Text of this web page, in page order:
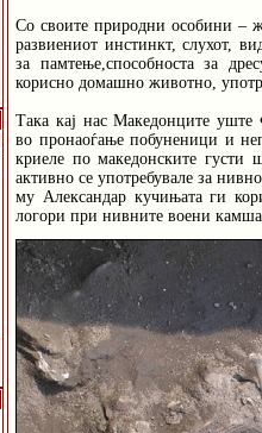
Со своите природни особини –
развиениот инстинкт, слухот,
за памтење,способноста за
корисно домашно животно,
Така кај нас Македонците
во пронаоѓање побуненици и
криеле по македонските густи
активно се употребувале за
му Александар кучињата ги
логори при нивните воени